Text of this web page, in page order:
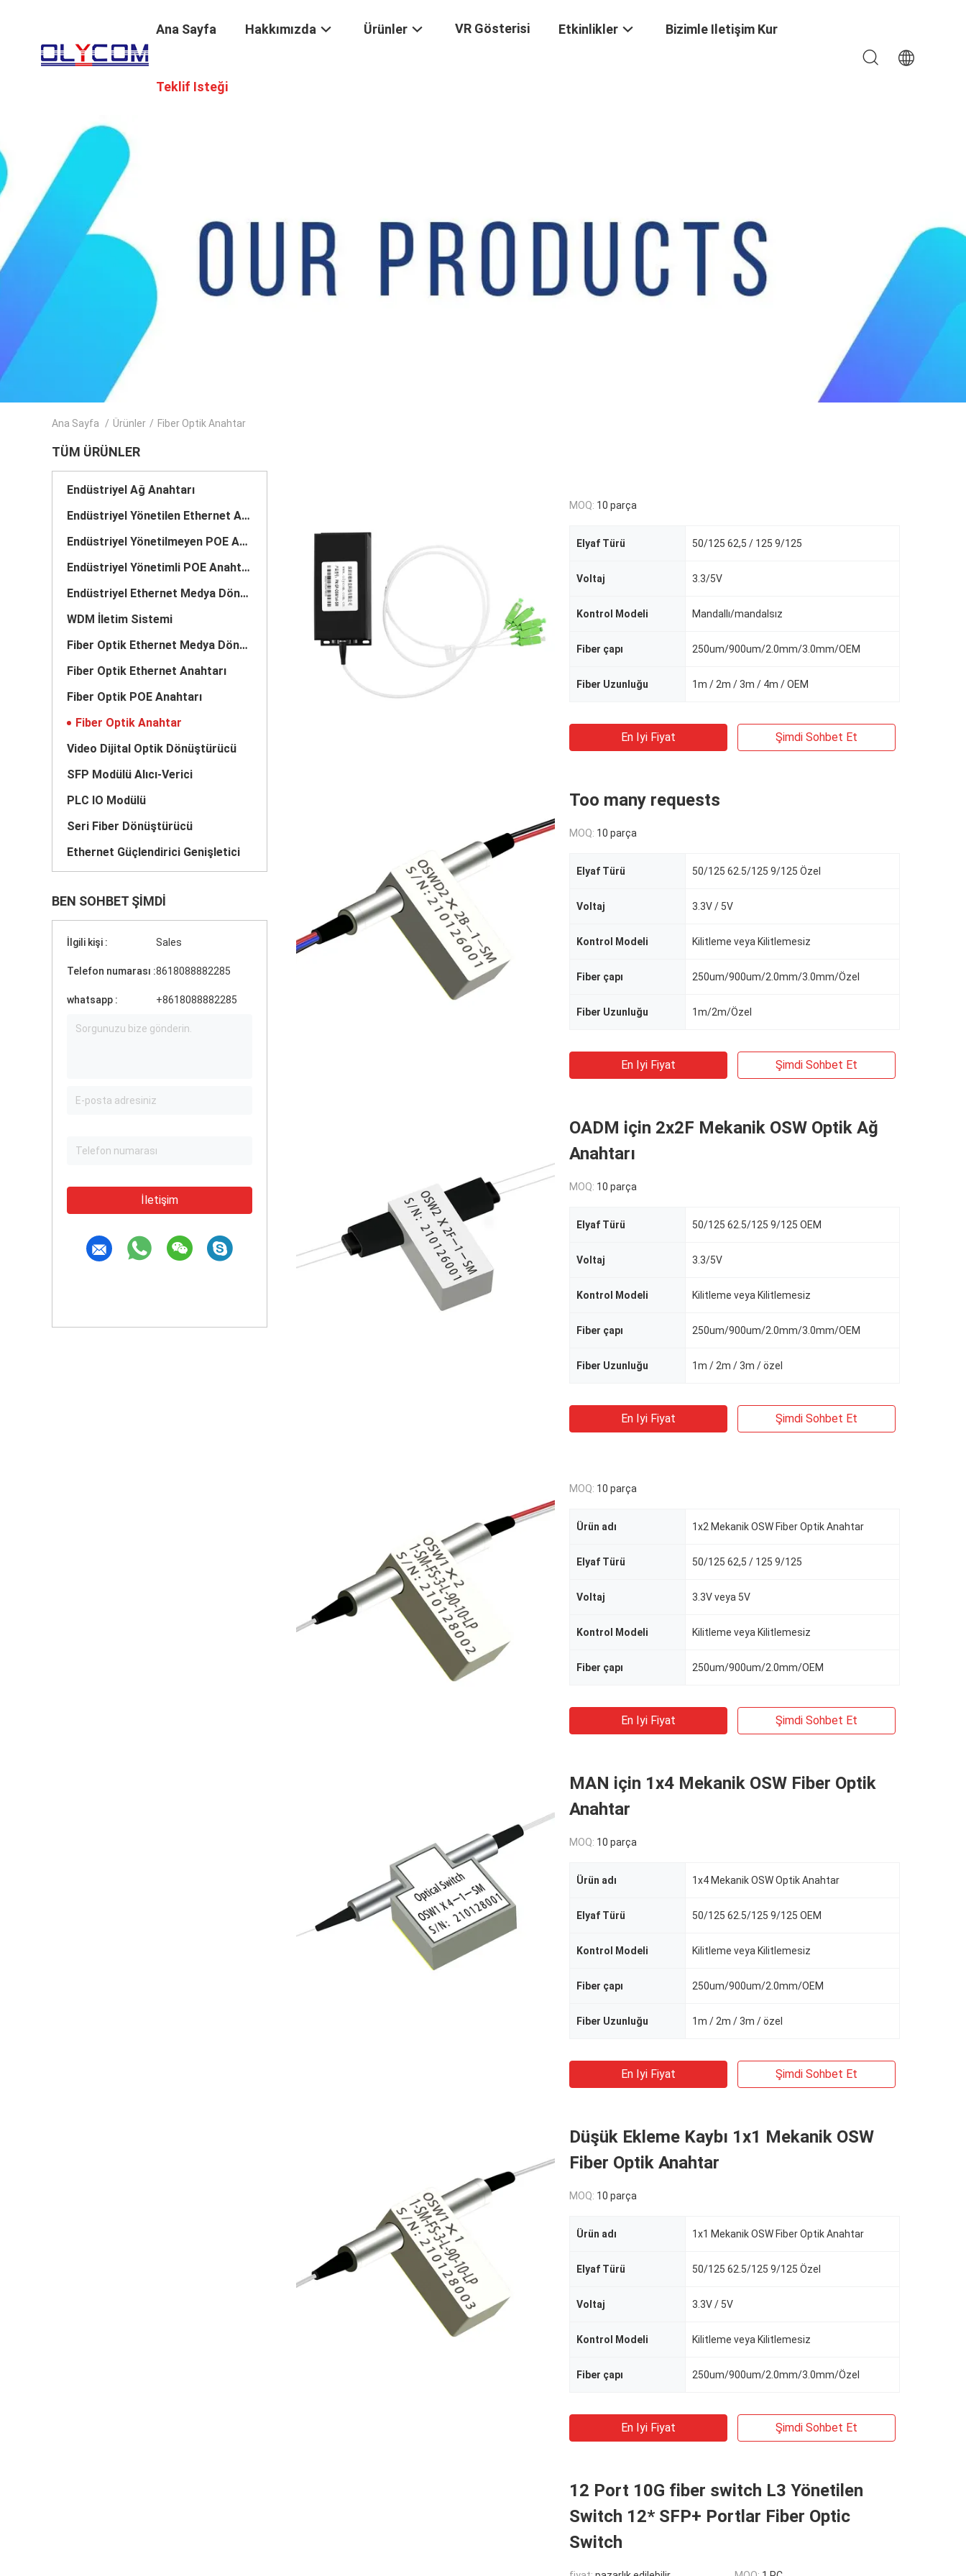
Ana Sayfa Hakkımızda Ürünler VR Gösterisi Etkinlikler Bizimle Iletişim Kur
Teklif Isteği
Ana Sayfa / Ürünler / Fiber Optik Anahtar
TÜM ÜRÜNLER
Endüstriyel Ağ Anahtarı
Endüstriyel Yönetilen Ethernet Anahtarı
Endüstriyel Yönetilmeyen POE Anahtarı
Endüstriyel Yönetimli POE Anahtarı
Endüstriyel Ethernet Medya Dönüştürücü
WDM İletim Sistemi
Fiber Optik Ethernet Medya Dönüştürücü
Fiber Optik Ethernet Anahtarı
Fiber Optik POE Anahtarı
Fiber Optik Anahtar
Video Dijital Optik Dönüştürücü
SFP Modülü Alıcı-Verici
PLC IO Modülü
Seri Fiber Dönüştürücü
Ethernet Güçlendirici Genişletici
BEN SOHBET ŞIMDI
İlgili kişi : Sales
Telefon numarası :8618088882285
whatsapp : +8618088882285
İletişim
MOQ: 10 parça
Elyaf Türü 50/125 62,5 / 125 9/125
Voltaj 3.3/5V
Kontrol Modeli Mandallı/mandalsız
Fiber çapı 250um/900um/2.0mm/3.0mm/OEM
Fiber Uzunluğu 1m / 2m / 3m / 4m / OEM
En Iyi Fiyat Şimdi Sohbet Et
Too many requests
MOQ: 10 parça
Elyaf Türü 50/125 62.5/125 9/125 Özel
Voltaj 3.3V / 5V
Kontrol Modeli Kilitleme veya Kilitlemesiz
Fiber çapı 250um/900um/2.0mm/3.0mm/Özel
Fiber Uzunluğu 1m/2m/Özel
En Iyi Fiyat Şimdi Sohbet Et
OADM için 2x2F Mekanik OSW Optik Ağ
Anahtarı
MOQ: 10 parça
Elyaf Türü 50/125 62.5/125 9/125 OEM
Voltaj 3.3/5V
Kontrol Modeli Kilitleme veya Kilitlemesiz
Fiber çapı 250um/900um/2.0mm/3.0mm/OEM
Fiber Uzunluğu 1m / 2m / 3m / özel
En Iyi Fiyat Şimdi Sohbet Et
MOQ: 10 parça
Ürün adı 1x2 Mekanik OSW Fiber Optik Anahtar
Elyaf Türü 50/125 62,5 / 125 9/125
Voltaj 3.3V veya 5V
Kontrol Modeli Kilitleme veya Kilitlemesiz
Fiber çapı 250um/900um/2.0mm/OEM
En Iyi Fiyat Şimdi Sohbet Et
MAN için 1x4 Mekanik OSW Fiber Optik
Anahtar
MOQ: 10 parça
Ürün adı 1x4 Mekanik OSW Optik Anahtar
Elyaf Türü 50/125 62.5/125 9/125 OEM
Kontrol Modeli Kilitleme veya Kilitlemesiz
Fiber çapı 250um/900um/2.0mm/OEM
Fiber Uzunluğu 1m / 2m / 3m / özel
En Iyi Fiyat Şimdi Sohbet Et
Düşük Ekleme Kaybı 1x1 Mekanik OSW
Fiber Optik Anahtar
MOQ: 10 parça
Ürün adı 1x1 Mekanik OSW Fiber Optik Anahtar
Elyaf Türü 50/125 62.5/125 9/125 Özel
Voltaj 3.3V / 5V
Kontrol Modeli Kilitleme veya Kilitlemesiz
Fiber çapı 250um/900um/2.0mm/3.0mm/Özel
En Iyi Fiyat Şimdi Sohbet Et
12 Port 10G fiber switch L3 Yönetilen
Switch 12* SFP+ Portlar Fiber Optic
Switch